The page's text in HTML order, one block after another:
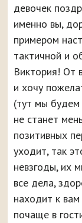
девочек
именно вы,
примером
тактичной и
Виктория! От
и хочу
(тут мы будем
не станет
позитивных
уходит, так
невзгоды, их
все дела,
находит к
почаще в